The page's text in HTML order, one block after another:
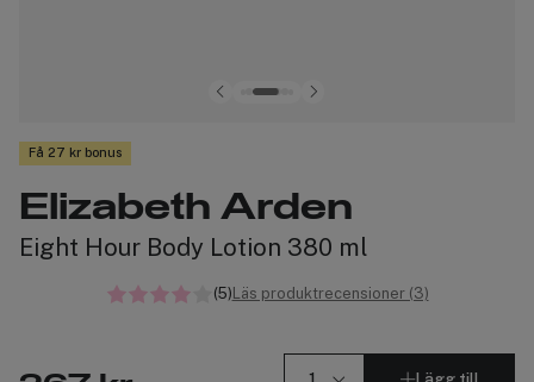
Få 27 kr bonus
Elizabeth Arden
Eight Hour Body Lotion 380 ml
(5) Läs produktrecensioner (3)